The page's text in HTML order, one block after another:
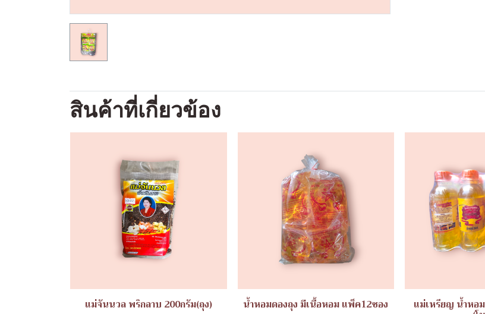
สินค้าที่เกี่ยวข้อง
แม่จันนวล พริกลาบ 200กรัม(ถุง) น้ำหอมดองถุง มีเนื้อหอม แพ็ค12ซอง แม่เหรียญ น้ำหอ